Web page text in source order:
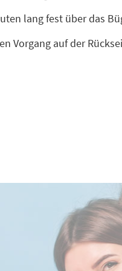
lang fest über das
Vorgang auf der